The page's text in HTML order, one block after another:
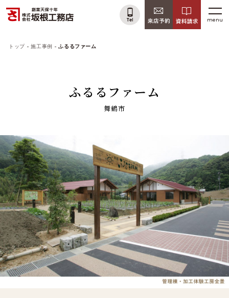
menu
トップ 施工事例 ふるるファーム
ふるるファーム
舞鶴市